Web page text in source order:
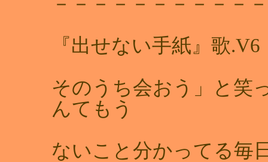
『出せない手紙』歌.V6
そのうち会おう」と笑
んてもう
ないこと分かってる毎